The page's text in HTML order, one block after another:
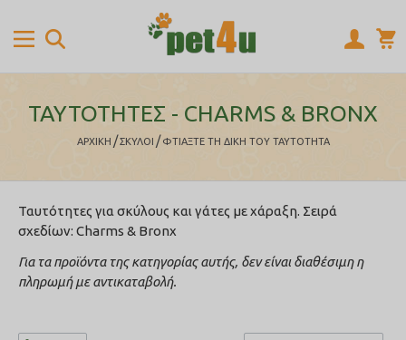
ΤΑΥΤΟΤΗΤΕΣ - CHARMS & BRONX
ΑΡΧΙΚΉ / ΣΚΥΛΟΙ / ΦΤΙΆΞΤΕ ΤΗ ΔΙΚΉ ΤΟΥ ΤΑΥΤΌΤΗΤΑ
Ταυτότητες για σκύλους και γάτες με χάραξη. Σειρά
σχεδίων: Charms & Bronx
Για τα προϊόντα της κατηγορίας αυτής, δεν είναι διαθέσιμη η
πληρωμή με αντικαταβολή.